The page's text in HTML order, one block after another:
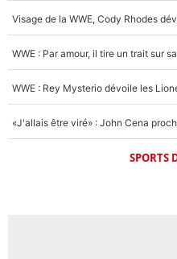
WWE : Rey Mysterio dévoile les
«J'allais être viré» : John Cena
SPORTS